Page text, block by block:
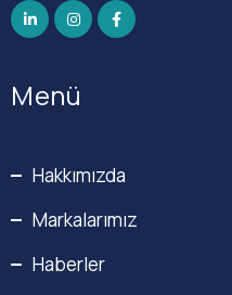
Menü
Hakkımızda
Markalarımız
Haberler